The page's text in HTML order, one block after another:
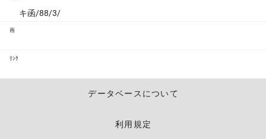
キ函/88/3/
画
ﾘﾝｸ
データベースについて
利用規定